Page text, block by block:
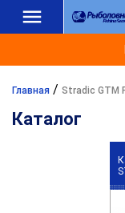
Главная / Stradic GTM
Каталог